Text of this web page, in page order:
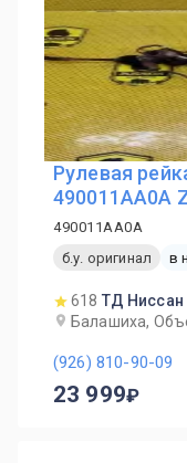
Рулевая
490011AA0A
490011AA0A
б.у. оригинал
в
618 ТД Ниссан
Балашиха,
(926) 810-90-09
23 999